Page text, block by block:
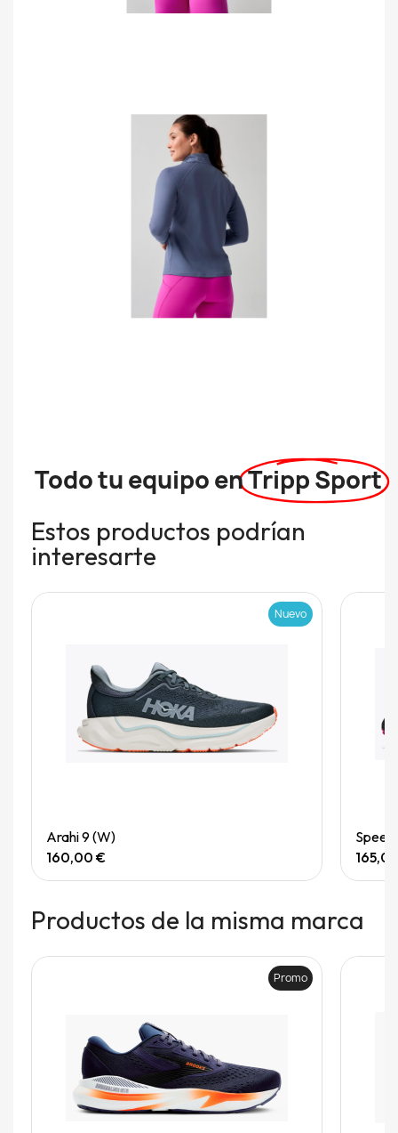
Todo tu equipo enTripp Sport
Estos productos podrían
interesarte
Nuevo
Arahi 9 (W)
160,00 €
Productos de la misma marca
Promo